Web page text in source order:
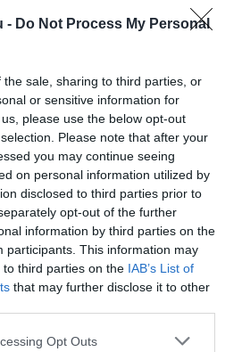
- Do Not Process My Personal
sale, sharing to third parties, or
or sensitive information for
please use the below opt-out
Please note that after your
you may continue seeing
on personal information utilized by
disclosed to third parties prior to
opt-out of the further
information by third parties on the
participants. This information may
third parties on the IAB’s List of
that may further disclose it to other
app uses one or more Google
Opt Outs
abba a könyvolvasást az
furcsa lehet, az az, hogy
hanem hatvanas